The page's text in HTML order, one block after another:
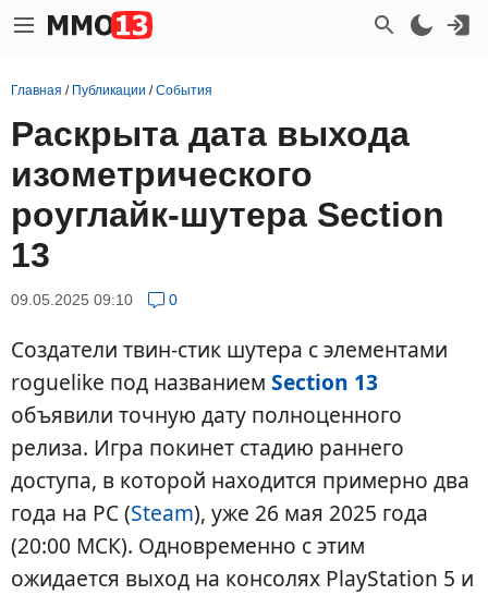
Главная / Публикации /События
Раскрыта дата выхода
изометрического
роуглайк-шутера Section
13
09.05.2025 09:10 0
Создатели твин-стик шутера с элементами
roguelike под названием Section 13
объявили точную дату полноценного
релиза. Игра покинет стадию раннего
доступа, в которой находится примерно два
года на PC (Steam), уже 26 мая 2025 года
(20:00 МСК). Одновременно с этим
ожидается выход на консолях PlayStation 5 и